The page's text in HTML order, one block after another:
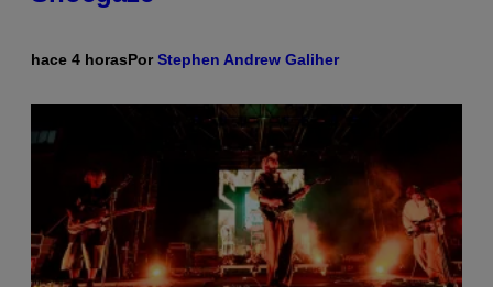
hace 4 horasPorStephen Andrew Galiher